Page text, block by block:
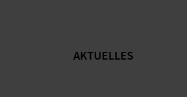
AKTUELLES